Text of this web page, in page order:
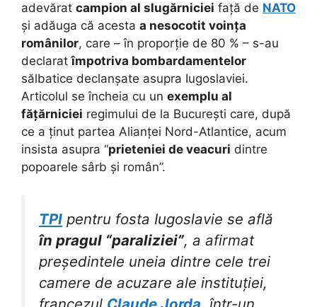
adevărat campion al slugărniciei față de NATO
și adăuga că acesta a nesocotit voința
românilor, care – în proporție de 80 % – s-au
declaratîmpotriva bombardamentelor
sălbatice declanșate asupra Iugoslaviei.
Articolul se încheia cu un exemplu al
fățărniciei regimului de la București care, după
ce a ținut partea Alianței Nord-Atlantice, acum
insista asupra “prieteniei de veacuri dintre
popoarele sârb și român”.
TPI pentru fosta Iugoslavie se află
în pragul “paraliziei”, a afirmat
președintele uneia dintre cele trei
camere de acuzare ale instituției,
francezul Claude Jorda , într-un